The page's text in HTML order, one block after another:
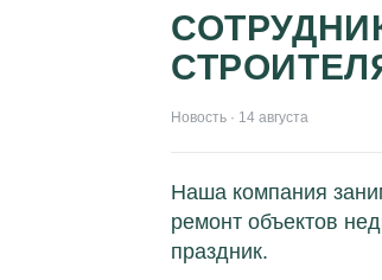
Новость · 14 августа
Наша компания
ремонт объектов
праздник.